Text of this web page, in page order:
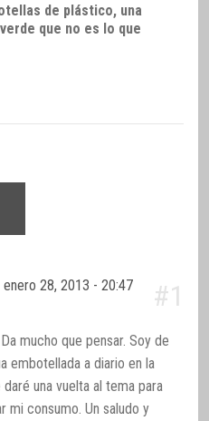
de plástico, una
que no es lo que
enero 28, 2013 - 20:47 #1
mucho que pensar. Soy de
embotellada a diario en la
una vuelta al tema para
mi consumo. Un saludo y